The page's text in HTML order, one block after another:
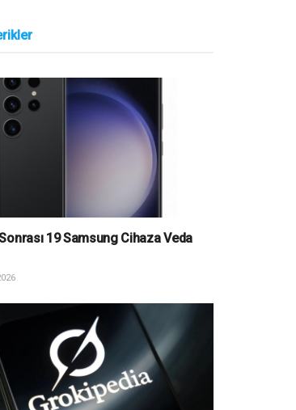
19 Samsung Cihaza Veda